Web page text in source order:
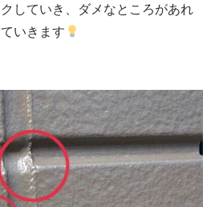
していき、ダメなところがあれ
いきます